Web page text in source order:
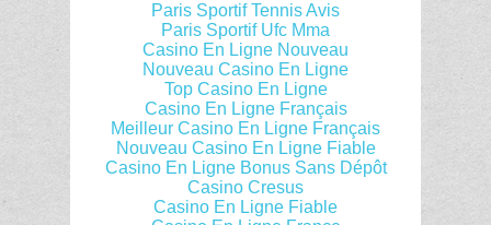
Paris Sportif Tennis Avis
Paris Sportif Ufc Mma
Casino En Ligne Nouveau
Nouveau Casino En Ligne
Top Casino En Ligne
Casino En Ligne Français
Meilleur Casino En Ligne Français
Nouveau Casino En Ligne Fiable
Casino En Ligne Bonus Sans Dépôt
Casino Cresus
Casino En Ligne Fiable